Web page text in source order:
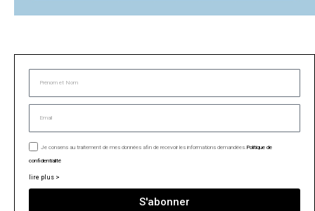
Je consens au traitement de mes données afin de recevoir les informations demandées. Politique de
confidentialité
lire plus >
S'abonner